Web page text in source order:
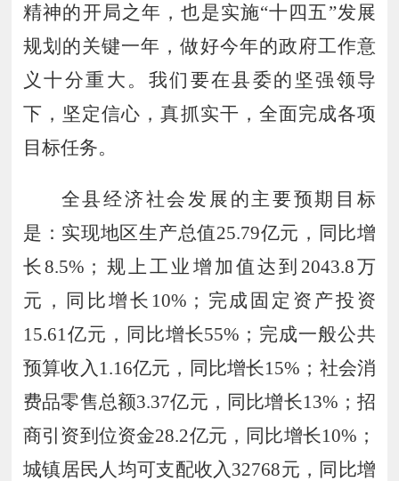
精神的开局之年，也是实施“十四五”发展
规划的关键一年，做好今年的政府工作意
义十分重大。我们要在县委的坚强领导
下， 坚定信心 ，真抓实干 ， 全面完成各项
目标任务。
全县经济社会发展的主要预期目标
是： 实现地区生产总值25.79亿元，同比增
长8.5%； 规上工业增加值达到 2043.8万
元 ，同比增长 10%； 完成固定资产投资
15.61 亿元， 同比增长55%； 完成一般公共
预算收入 1 .16亿元， 同比增长15%； 社会消
费品零售总额3.37亿元， 同比增长13% ； 招
商引资到位资金28.2亿元，同比增长10% ；
城镇居民人均可支配收入 32768元，同比增